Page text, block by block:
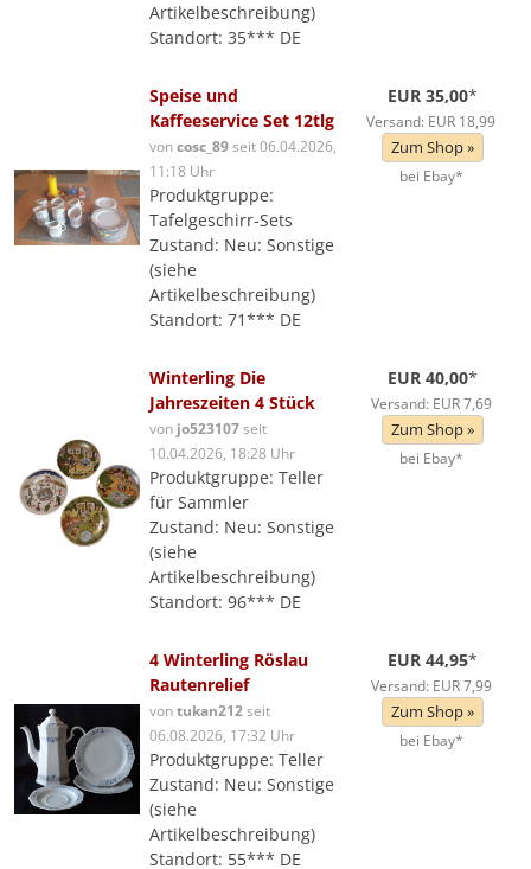
Artikelbeschreibung)
Standort: 35*** DE
Speise und
Kaffeeservice Set 12tlg
voncosc_89seit 06.04.2026,
11:18 Uhr
Produktgruppe:
Tafelgeschirr-Sets
Zustand: Neu: Sonstige
(siehe
Artikelbeschreibung)
Standort: 71*** DE
EUR 35,00*
Versand: EUR 18,99
Zum Shop »
bei Ebay*
Winterling Die
Jahreszeiten 4 Stück
von jo523107seit
10.04.2026, 18:28 Uhr
Produktgruppe: Teller
für Sammler
Zustand: Neu: Sonstige
(siehe
Artikelbeschreibung)
Standort: 96*** DE
EUR 40,00*
Versand: EUR 7,69
Zum Shop »
bei Ebay*
4 Winterling Röslau
Rautenrelief
vontukan212seit
06.08.2026, 17:32 Uhr
Produktgruppe: Teller
Zustand: Neu: Sonstige
(siehe
Artikelbeschreibung)
Standort: 55*** DE
EUR 44,95*
Versand: EUR 7,99
Zum Shop »
bei Ebay*